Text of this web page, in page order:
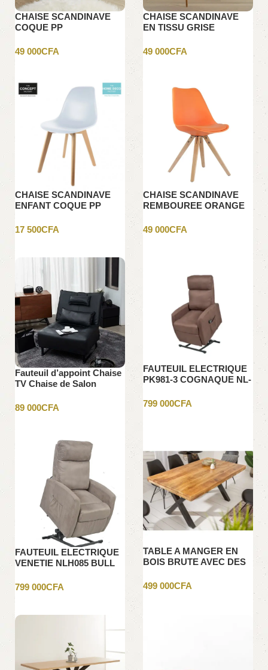
CHAISE SCANDINAVE
COQUE PP
49 000CFA
CHAISE SCANDINAVE
EN TISSU GRISE
49 000CFA
CHAISE SCANDINAVE
ENFANT COQUE PP
17 500CFA
CHAISE SCANDINAVE
REMBOUREE ORANGE
49 000CFA
Fauteuil d’appoint Chaise
TV Chaise de Salon
89 000CFA
FAUTEUIL ELECTRIQUE
PK981-3 COGNAQUE NL-
799 000CFA
FAUTEUIL ELECTRIQUE
VENETIE NLH085 BULL
799 000CFA
TABLE A MANGER EN
BOIS BRUTE AVEC DES
499 000CFA